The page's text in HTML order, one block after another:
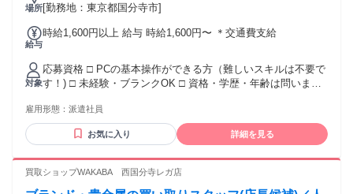
場所[勤務地：東京都国分寺市]
給与
時給1,600円以上 給与 時給1,600円〜 ＊交通費支給
対象
応募資格 □ PCの基本操作ができる方（難しいスキルは不要で
す！) □ 未経験・ブランクOK □ 資格・学歴・年齢は問いませ
家事や子育てと無理なく両立させたい方 ＊オフィスワークへ
キャリアチェンジしたい方 ＊人間関係のストレスが少ない職
場を探している方 ＊接客、販売、飲食店、ブライダルなどの
自分のペースで働きたい方
雇用形態： 派遣社員
お気に入り 詳細を見る
買取ショップWAKABA 西国分寺レガ店